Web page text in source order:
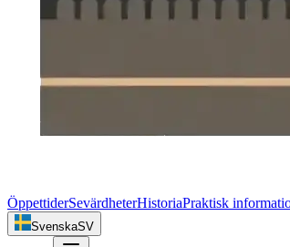
ÖppettiderSevärdheterHistoriaPraktisk
SvenskaSV